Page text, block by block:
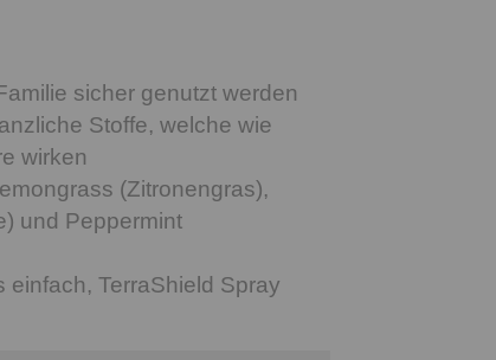
sicher genutzt werden
Stoffe, welche wie
wirken
(Zitronengras),
und Peppermint
TerraShield Spray